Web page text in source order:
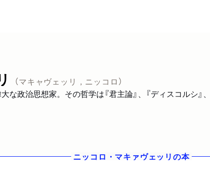
（マキャヴェッリ，ニッコロ）
政治思想家。その哲学は『君主論』、『ディスコルシ』
ニッコロ・マキァヴェッリの本